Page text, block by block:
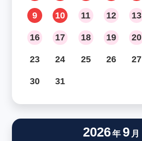
9 10 11 12 13
16 17 18 19 20
23 24 25 26 27
30 31
2026年 9 月